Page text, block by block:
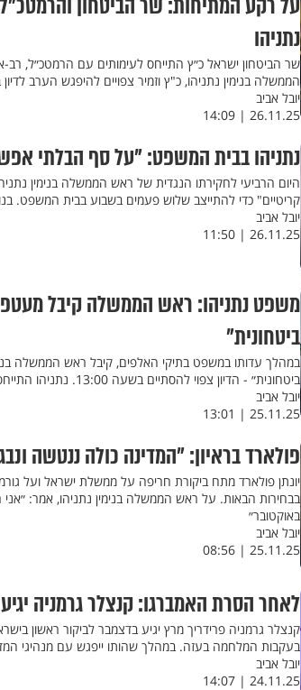
נתניהו
שר הביטחון ישראל כ״ץ התייחס לעימותים עם הרמטכ״ל, רב-
הממשלה בנימין נתניהו, כ"ץ וזמיר צפויים להיפגש הערב לדיון
יובל אביב
26.11.25 | 14:09
נתניהו בבית המשפט: "על סף הבלתי
קריטיים" כדי להתייצב שלוש פעמים בשבוע בבית
יובל אביב
26.11.25 | 11:50
משפט נתניהו: ראש הממשלה קיבל מעטפה
ביטחונית"
במהלך עדותו במשפט בתיקי האלפים, קיבל ראש הממשלה
ביטחונית״ - הדיון צפוי להסתיים בשעה 13:00. נתניהו התייחס לסיקור השלילי ולקשריו עם "ישראל היום"
יובל אביב
25.11.25 | 13:01
פולארד בראיון: ״המדינה כולה ננטשה ונבגדה
יונתן פולארד מתח ביקורת חריפה על ממשלת ישראל ועל
באוקטובר״
יובל אביב
25.11.25 | 08:56
לאחר הסרת האמברגו: קנצלר גרמניה
קנצלר גרמניה פרידריך מרץ יגיע בדצמבר לביקור ראשון
בעקבות המלחמה בעזה. במהלך שהותו ייפגש עם מנהיגי
יובל אביב
24.11.25 | 14:07